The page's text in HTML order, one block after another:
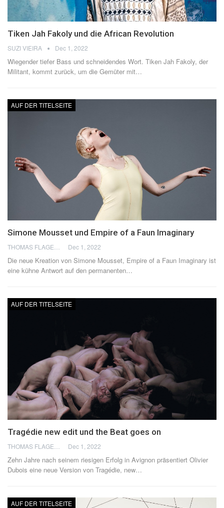
Tiken Jah Fakoly und die African Revolution
SUZI VIEIRA Dec 1, 2022
Wiegender tiefer Bass und schneidendes Wort. Tiken Jah Fakoly, der
Militant, kommt zurück, um die Gemüter mit…
AUF DER TITELSEITE
Simone Mousset und Empire of a Faun Imaginary
THOMAS FLAGEL Dec 1, 2022
Die neue Kreation von Simone Mousset, Empire of a Faun Imaginary ist
eine kühne Antwort auf den permanenten…
AUF DER TITELSEITE
Tragédie new edit und the Beat goes on
Dec 1, 2022
Zehn Jahre nach seinem riesigen Erfolg in Avignon präsentiert Olivier
Dubois eine neue Version von Tragédie, new…
AUF DER TITELSEITE